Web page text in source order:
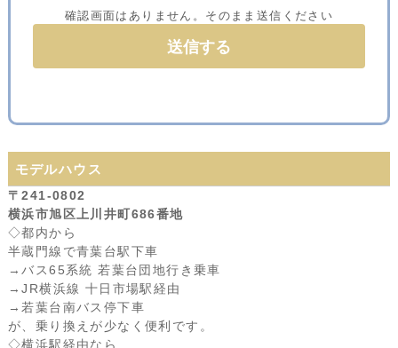
確認画面はありません。そのまま送信ください
モデルハウス
〒241-0802
横浜市旭区上川井町686番地
◇都内から
半蔵門線で青葉台駅下車
→バス65系統 若葉台団地行き乗車
→JR横浜線 十日市場駅経由
→若葉台南バス停下車
が、乗り換えが少なく便利です。
◇横浜駅経由なら